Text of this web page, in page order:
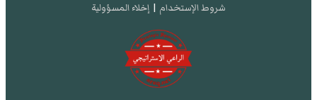
شروط الإستخدام | إخلاء المسؤولية